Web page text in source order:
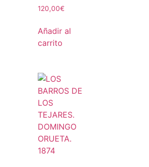
120,00€
Añadir al
carrito